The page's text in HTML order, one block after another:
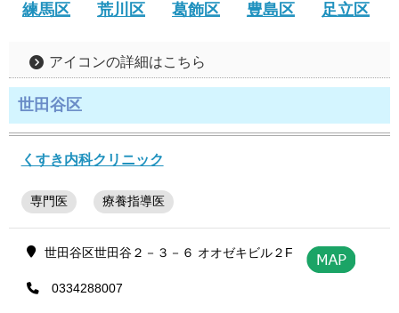
練馬区
荒川区 葛飾区 豊島区 足立区
アイコンの詳細はこちら
世田谷区
くすき内科クリニック
専門医 療養指導医
世田谷区世田谷２－３－６ オオゼキビル２F
0334288007